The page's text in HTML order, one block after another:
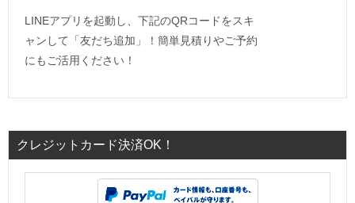
LINEアプリを起動し、下記のQRコードをスキ
ャンして「友だち追加」！簡単見積りやご予約
にもご活用ください！
クレジットカード決済OK！